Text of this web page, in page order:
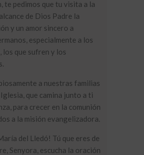
te pedimos que tu visita a la
de Dios Padre la
y un amor sincero a
especialmente a los
los que sufren y los
a nuestras familias
que camina junto a ti
para crecer en la comunión
a la misión evangelizadora.
del Lledó! Tú que eres de
Senyora, escucha la oración